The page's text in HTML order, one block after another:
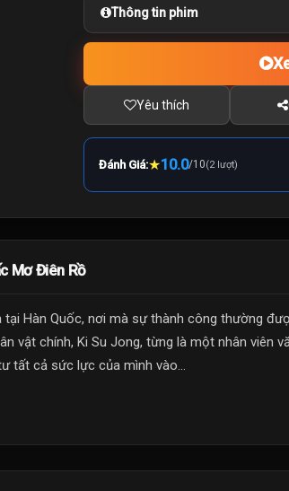
Thông tin phim
Yêu thích
Đánh Giá:★10.0/10(2 lượt)
Mơ Điên Rồ
tại Hàn Quốc, nơi mà sự thành công thường
vật chính, Ki Su Jong, từng là một nhân viên
tất cả sức lực của mình vào...